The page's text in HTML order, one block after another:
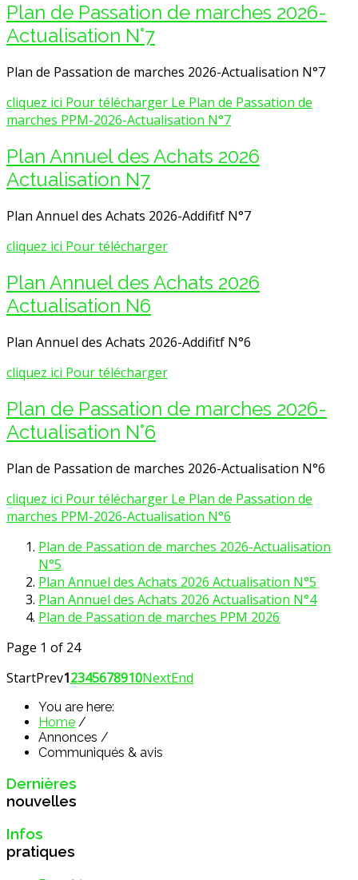
Plan de Passation de marches 2026-
Actualisation N°7
Plan de Passation de marches 2026-Actualisation N°7
cliquez ici Pour télécharger Le Plan de Passation de
marches PPM-2026-Actualisation N°7
Plan Annuel des Achats 2026
Actualisation N7
Plan Annuel des Achats 2026-Addifitf N°7
cliquez ici Pour télécharger
Plan Annuel des Achats 2026
Actualisation N6
Plan Annuel des Achats 2026-Addifitf N°6
cliquez ici Pour télécharger
Plan de Passation de marches 2026-
Actualisation N°6
Plan de Passation de marches 2026-Actualisation N°6
cliquez ici Pour télécharger Le Plan de Passation de
marches PPM-2026-Actualisation N°6
Plan de Passation de marches 2026-Actualisation
N°5
Plan Annuel des Achats 2026 Actualisation N°5
Plan Annuel des Achats 2026 Actualisation N°4
Plan de Passation de marches PPM 2026
Page 1 of 24
StartPrev12345678910NextEnd
You are here:
Home /
Annonces /
Communiqués & avis
Dernières
nouvelles
Infos
pratiques